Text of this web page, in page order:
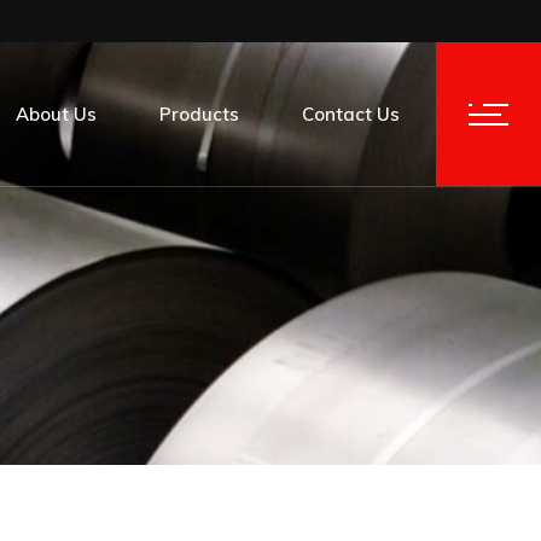
About Us Products Contact Us